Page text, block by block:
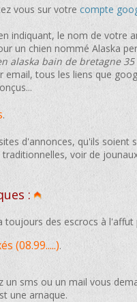
vous sur votre compte
indiquant, le nom de votre
un chien nommé Alaska
alaska bain de bretagne 35
email, tous les liens que
.
d'annonces, qu'ils soient
voir de
:
toujours des escrocs à
(08.99.....).
un sms ou un mail vous
une arnaque.